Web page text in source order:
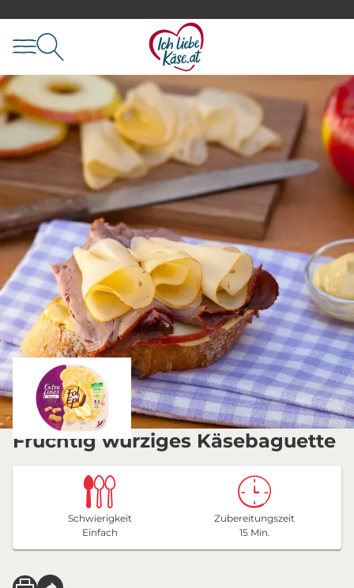
Fruchtig würziges Käsebaguette
Schwierigkeit
Einfach
Zubereitungszeit
15 Min.